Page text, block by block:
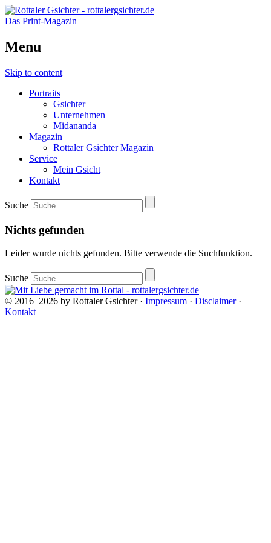
Das Print-Magazin
Menu
Skip to content
Portraits
Gsichter
Unternehmen
Midananda
Magazin
Rottaler Gsichter Magazin
Service
Mein Gsicht
Kontakt
Suche
Nichts gefunden
Leider wurde nichts gefunden. Bitte verwende die Suchfunktion.
Suche
© 2016–2026 by Rottaler Gsichter · Impressum · Disclaimer·
Kontakt